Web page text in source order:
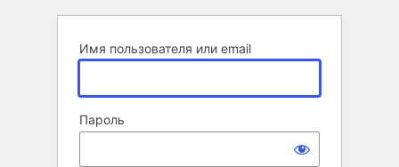
Имя пользователя или email
Пароль